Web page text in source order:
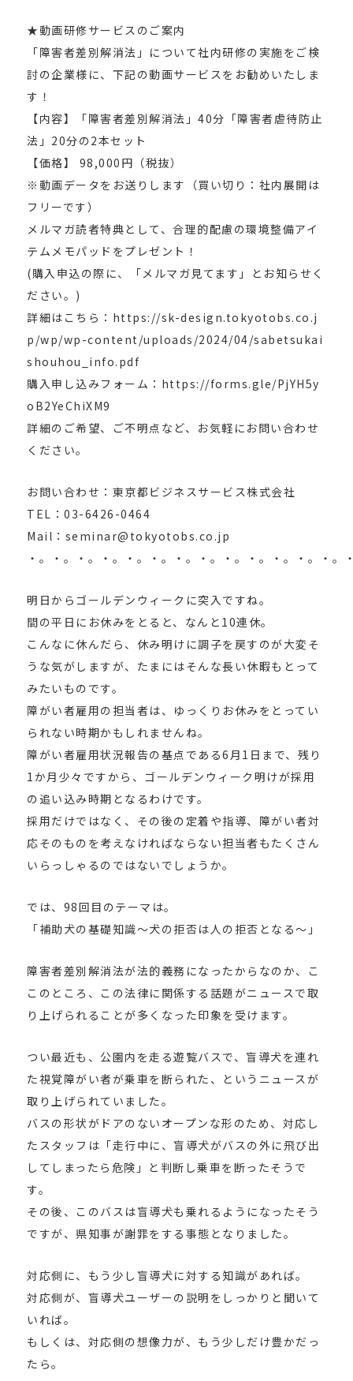
★動画研修サービスのご案内
「障害者差別解消法」について社内研修の実施をご検
討の企業様に、下記の動画サービスをお勧めいたしま
す！
【内容】「障害者差別解消法」40分「障害者虐待防止
法」20分の2本セット
【価格】 98,000円（税抜）
※動画データをお送りします（買い切り：社内展開は
フリーです）
メルマガ読者特典として、合理的配慮の環境整備アイ
テムメモパッドをプレゼント！
(購入申込の際に、「メルマガ見てます」とお知らせく
ださい。)
詳細はこちら：https://sk-design.tokyotobs.co.j
p/wp/wp-content/uploads/2024/04/sabetsukai
shouhou_info.pdf
購入申し込みフォーム：https://forms.gle/PjYH5y
oB2YeChiXM9
詳細のご希望、ご不明点など、お気軽にお問い合わせ
ください。
お問い合わせ：東京都ビジネスサービス株式会社
TEL：03-6426-0464
Mail：seminar@tokyotobs.co.jp
・。・。・。・。・。・。・。・。・。・。・。・。・。
明日からゴールデンウィークに突入ですね。
間の平日にお休みをとると、なんと10連休。
こんなに休んだら、休み明けに調子を戻すのが大変そ
うな気がしますが、たまにはそんな長い休暇もとって
みたいものです。
障がい者雇用の担当者は、ゆっくりお休みをとってい
られない時期かもしれませんね。
障がい者雇用状況報告の基点である6月1日まで、残り
1か月少々ですから、ゴールデンウィーク明けが採用
の追い込み時期となるわけです。
採用だけではなく、その後の定着や指導、障がい者対
応そのものを考えなければならない担当者もたくさん
いらっしゃるのではないでしょうか。
では、98回目のテーマは。
「補助犬の基礎知識～犬の拒否は人の拒否となる～」
障害者差別解消法が法的義務になったからなのか、こ
このところ、この法律に関係する話題がニュースで取
り上げられることが多くなった印象を受けます。
つい最近も、公園内を走る遊覧バスで、盲導犬を連れ
た視覚障がい者が乗車を断られた、というニュースが
取り上げられていました。
バスの形状がドアのないオープンな形のため、対応し
たスタッフは「走行中に、盲導犬がバスの外に飛び出
してしまったら危険」と判断し乗車を断ったそうで
す。
その後、このバスは盲導犬も乗れるようになったそう
ですが、県知事が謝罪をする事態となりました。
対応側に、もう少し盲導犬に対する知識があれば。
対応側が、盲導犬ユーザーの説明をしっかりと聞いて
いれば。
もしくは、対応側の想像力が、もう少しだけ豊かだっ
たら。